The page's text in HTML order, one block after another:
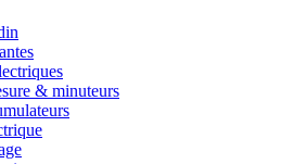
& minuteurs